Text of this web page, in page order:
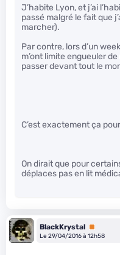
J’habite Lyon, et j’ai
passé malgré le fait que
marcher).
Par contre, lors d’un
m’ont limite engueuler
passer devant tout le
C’est exactement ça
On dirait que pour
déplaces pas en lit
BlackKrystal Premium
Le 29/04/2016 à 12h58